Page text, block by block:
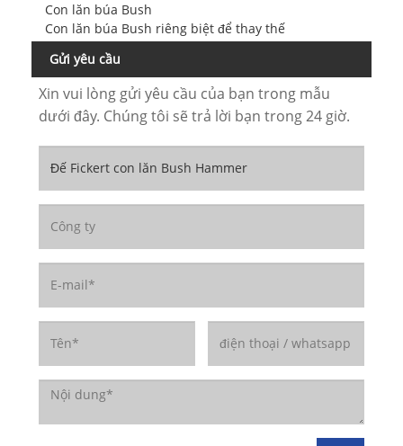
Con lăn búa Bush
Con lăn búa Bush riêng biệt để thay thế
Gửi yêu cầu
Xin vui lòng gửi yêu cầu của bạn trong mẫu
dưới đây. Chúng tôi sẽ trả lời bạn trong 24 giờ.